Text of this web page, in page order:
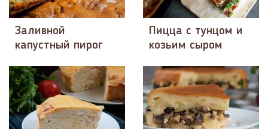
Заливной
капустный пирог
Пицца с тунцом и
козьим сыром